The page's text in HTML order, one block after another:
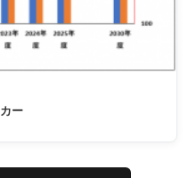
ー